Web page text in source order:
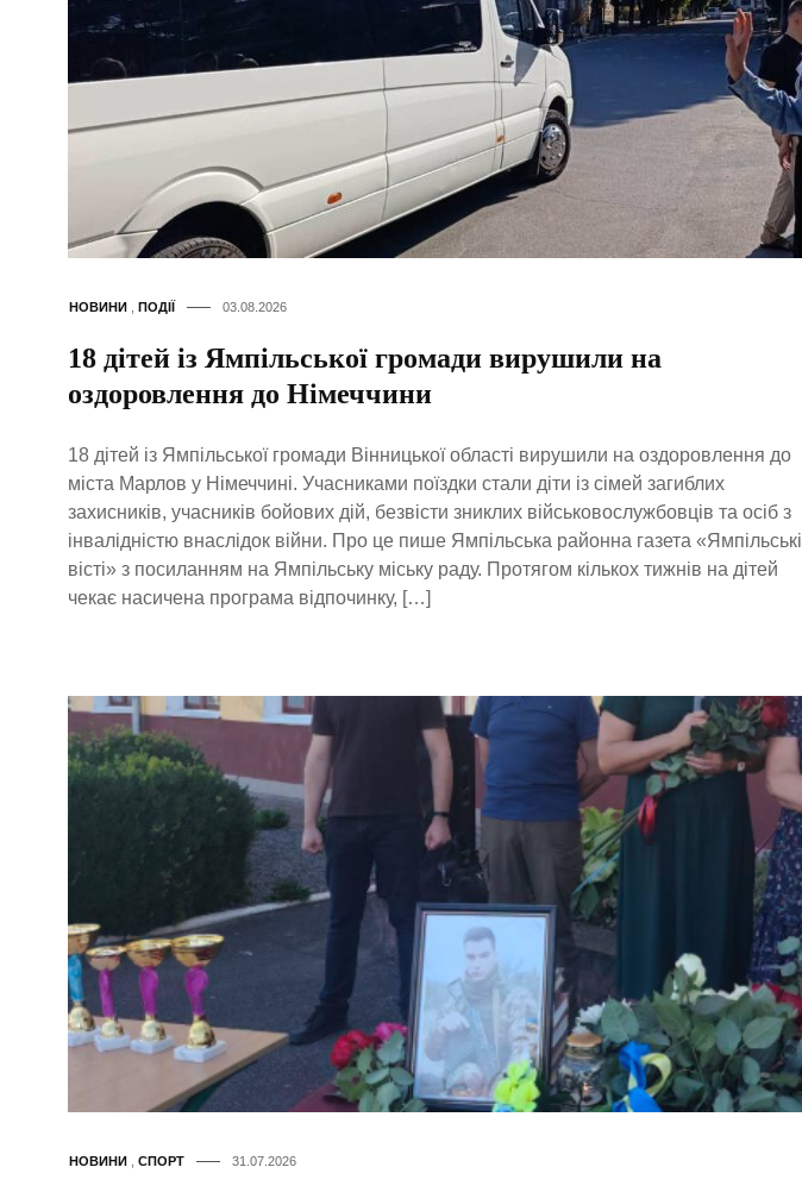
НОВИНИ ПОДІЇ 03.08.2026
18 дітей із Ямпільської громади вирушили на
оздоровлення до Німеччини
18 дітей із Ямпільської громади Вінницької області вирушили на оздоровлення до
міста Марлов у Німеччині. Учасниками поїздки стали діти із сімей загиблих
захисників, учасників бойових дій, безвісти зниклих військовослужбовців та осіб з
інвалідністю внаслідок війни. Про це пише Ямпільська районна газета «Ямпільські
вісті» з посиланням на Ямпільську міську раду. Протягом кількох тижнів на дітей
чекає насичена програма відпочинку, […]
НОВИНИ СПОРТ 31.07.2026